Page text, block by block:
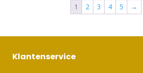
1 2 3 4 5 →
Klantenservice